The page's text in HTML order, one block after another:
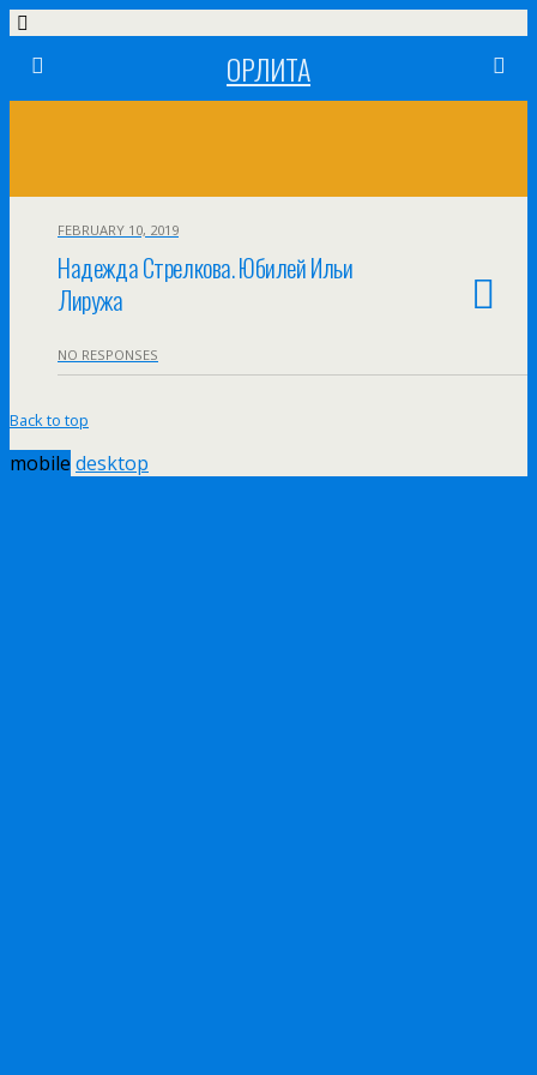
ОРЛИТА
FEBRUARY 10, 2019
Надежда Стрелкова. Юбилей Ильи
Лиружа
NO RESPONSES
Back to top
mobile desktop